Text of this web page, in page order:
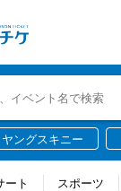
ヤングスキニー
ート スポーツ